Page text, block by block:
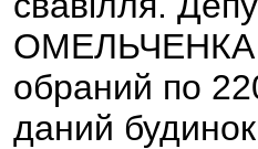
ОМЕЛЬЧЕНКА
обраний по
даний